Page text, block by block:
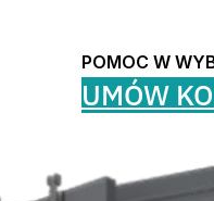
POMOC W
UMÓW